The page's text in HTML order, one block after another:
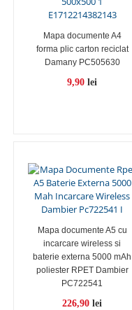
Mapa documente A4
forma plic carton reciclat
Damany PC505630
9,90lei
Mapa documente A5 cu
incarcare wireless si
baterie externa 5000 mAh
poliester RPET Dambier
PC722541
226,90lei